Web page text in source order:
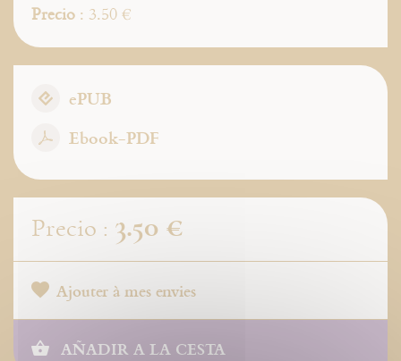
Precio : 3.50 €
ePUB
Ebook-PDF
Precio : 3.50 €
Ajouter à mes envies
AÑADIR A LA CESTA